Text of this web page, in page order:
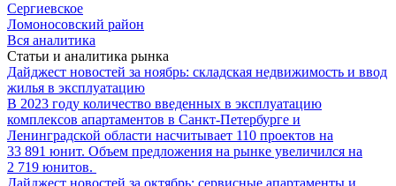
Сергиевское
Ломоносовский район
Вся аналитика
Статьи и аналитика рынка
Дайджест новостей за ноябрь: складская недвижимость и ввод
жилья в эксплуатацию
В 2023 году количество введенных в эксплуатацию
комплексов апартаментов в Санкт-Петербурге и
Ленинградской области насчитывает 110 проектов на
33 891 юнит. Объем предложения на рынке увеличился на
2 719 юнитов.
Дайджест новостей за октябрь: сервисные апартаменты и